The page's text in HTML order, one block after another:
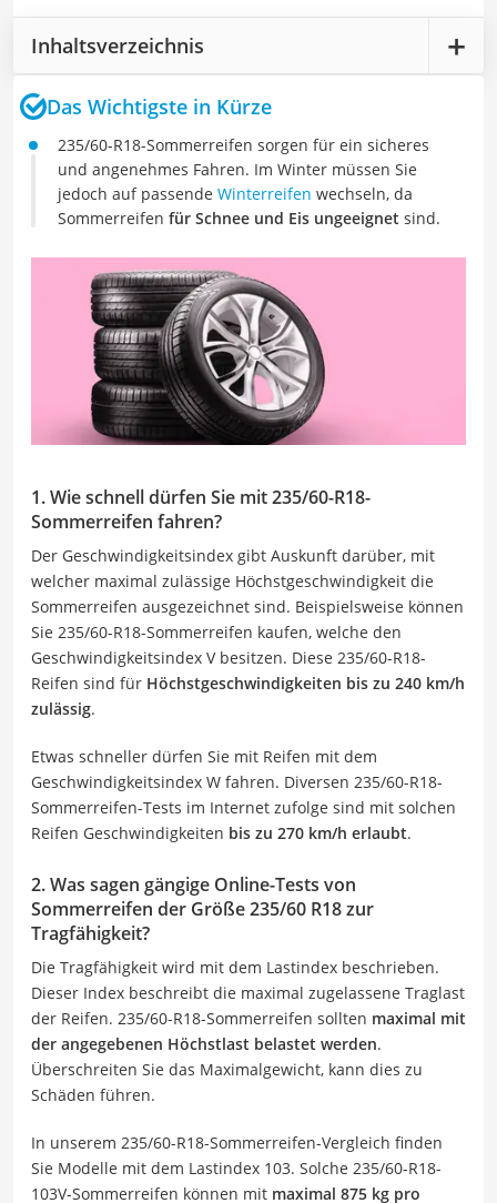
Inhaltsverzeichnis
Das Wichtigste in Kürze
235/60-R18-Sommerreifen sorgen für ein sicheres
und angenehmes Fahren. Im Winter müssen Sie
jedoch auf passende Winterreifen wechseln, da
Sommerreifen für Schnee und Eis ungeeignet sind.
1. Wie schnell dürfen Sie mit 235/60-R18-
Sommerreifen fahren?
Der Geschwindigkeitsindex gibt Auskunft darüber, mit
welcher maximal zulässige Höchstgeschwindigkeit die
Sommerreifen ausgezeichnet sind. Beispielsweise können
Sie 235/60-R18-Sommerreifen kaufen, welche den
Geschwindigkeitsindex V besitzen. Diese 235/60-R18-
Reifen sind für Höchstgeschwindigkeiten bis zu 240 km/h
zulässig.
Etwas schneller dürfen Sie mit Reifen mit dem
Geschwindigkeitsindex W fahren. Diversen 235/60-R18-
Sommerreifen-Tests im Internet zufolge sind mit solchen
Reifen Geschwindigkeiten bis zu 270 km/h erlaubt.
2. Was sagen gängige Online-Tests von
Sommerreifen der Größe 235/60 R18 zur
Tragfähigkeit?
Die Tragfähigkeit wird mit dem Lastindex beschrieben.
Dieser Index beschreibt die maximal zugelassene Traglast
der Reifen. 235/60-R18-Sommerreifen sollten maximal mit
der angegebenen Höchstlast belastet werden.
Überschreiten Sie das Maximalgewicht, kann dies zu
Schäden führen.
In unserem 235/60-R18-Sommerreifen-Vergleich finden
Sie Modelle mit dem Lastindex 103. Solche 235/60-R18-
103V-Sommerreifen können mit maximal 875 kg pro